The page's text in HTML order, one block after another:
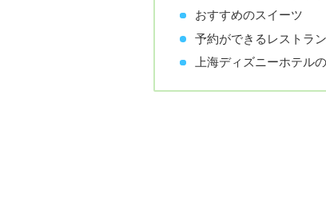
おすすめのスイーツ
予約ができるレストラ
上海ディズニーホテル